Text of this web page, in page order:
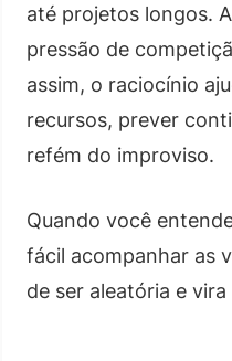
até projetos longos.
pressão de
assim, o raciocínio
recursos, prever
refém do improviso.
Quando você
fácil acompanhar as
de ser aleatória e